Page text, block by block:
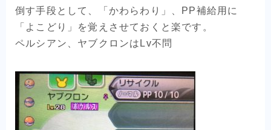
倒す手段として、「かわらわり」、PP補給用に
「よこどり」を覚えさせておくと楽です。
ペルシアン、ヤブクロンはLv不問